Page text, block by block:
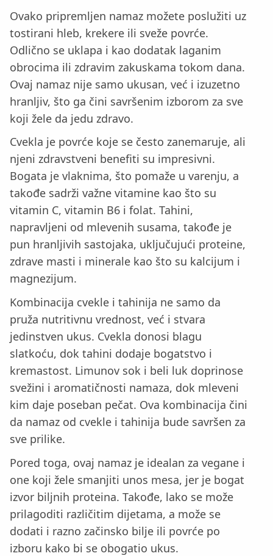
Ovako pripremljen namaz možete poslužiti uz
tostirani hleb, krekere ili sveže povrće.
Odlično se uklapa i kao dodatak laganim
obrocima ili zdravim zakuskama tokom dana.
Ovaj namaz nije samo ukusan, već i izuzetno
hranljiv, što ga čini savršenim izborom za sve
koji žele da jedu zdravo.
Cvekla je povrće koje se često zanemaruje, ali
njeni zdravstveni benefiti su impresivni.
Bogata je vlaknima, što pomaže u varenju, a
takođe sadrži važne vitamine kao što su
vitamin C, vitamin B6 i folat. Tahini,
napravljeni od mlevenih susama, takođe je
pun hranljivih sastojaka, uključujući proteine,
zdrave masti i minerale kao što su kalcijum i
magnezijum.
Kombinacija cvekle i tahinija ne samo da
pruža nutritivnu vrednost, već i stvara
jedinstven ukus. Cvekla donosi blagu
slatkoću, dok tahini dodaje bogatstvo i
kremastost. Limunov sok i beli luk doprinose
svežini i aromatičnosti namaza, dok mleveni
kim daje poseban pečat. Ova kombinacija čini
da namaz od cvekle i tahinija bude savršen za
sve prilike.
Pored toga, ovaj namaz je idealan za vegane i
one koji žele smanjiti unos mesa, jer je bogat
izvor biljnih proteina. Takođe, lako se može
prilagoditi različitim dijetama, a može se
dodati i razno začinsko bilje ili povrće po
izboru kako bi se obogatio ukus.